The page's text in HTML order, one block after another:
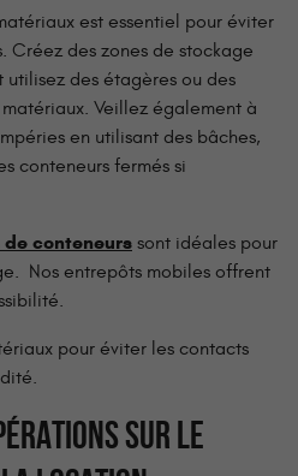
est essentiel pour éviter
Créez des zones de stockage
utilisez des étagères ou des
Veillez également à
en utilisant des bâches,
conteneurs fermés si
conteneurs sont idéales pour
Nos entrepôts mobiles offrent
pour éviter les contacts
SUR LE